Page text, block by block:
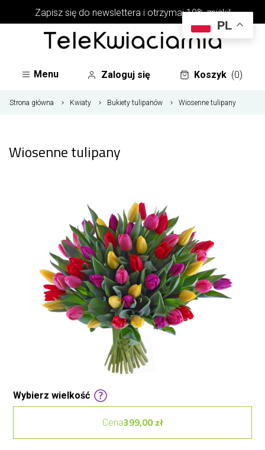
Zapisz się do newslettera i otrzymaj 10% zniżki!
Menu Zaloguj się Koszyk (0)
Strona główna Kwiaty Bukiety tulipanów Wiosenne tulipany
Wiosenne tulipany
Wybierz wielkość
Cena399,00 zł
PL